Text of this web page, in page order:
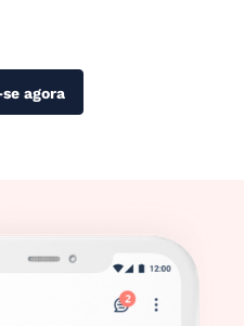
agora